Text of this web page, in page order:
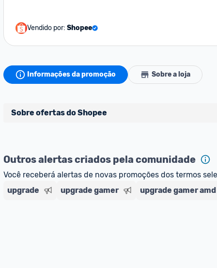
Vendido por: Shopee
Informações da promoção Sobre a loja
Sobre ofertas do Shopee
Para maior segurança da comunidade, somente são
vendedores que representam empresas validadas pelo
As promoções são verificadas normalmente e os
Outros alertas criados pela comunidade
Você receberá alertas de novas promoções dos termos
upgrade
upgrade gamer upgrade gamer amd